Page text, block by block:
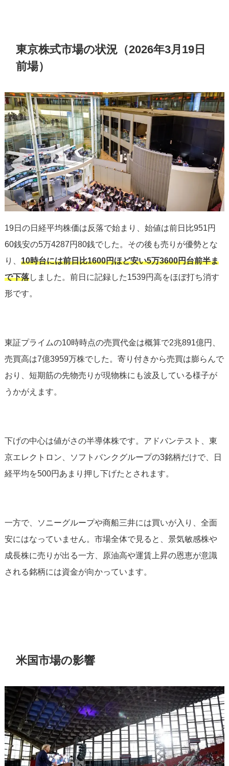
東京株式市場の状況（2026年3月19日
前場）
19日の日経平均株価は反落で始まり、始値は前日比951円
60銭安の5万4287円80銭でした。その後も売りが優勢とな
り、 10時台には前日比1600円ほど安い5万3600円台前半ま
で下落しました。前日に記録した1539円高をほぼ打ち消す
形です。
東証プライムの10時時点の売買代金は概算で2兆891億円、
売買高は7億3959万株でした。寄り付きから売買は膨らんで
おり、短期筋の先物売りが現物株にも波及している様子が
うかがえます。
下げの中心は値がさの半導体株です。アドバンテスト、東
京エレクトロン、ソフトバンクグループの3銘柄だけで、日
経平均を500円あまり押し下げたとされます。
一方で、ソニーグループや商船三井には買いが入り、全面
安にはなっていません。市場全体で見ると、景気敏感株や
成長株に売りが出る一方、原油高や運賃上昇の恩恵が意識
される銘柄には資金が向かっています。
米国市場の影響